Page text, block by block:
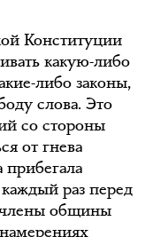
Конституции
какую-либо
либо законы,
слова. Это
со стороны
от гнева
раз перед
члены общины